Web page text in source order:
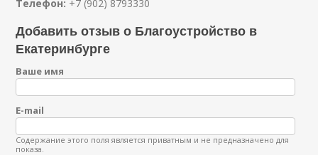
Телефон: +7 (902) 8793330
Добавить отзыв о Благоустройство в
Екатеринбурге
Ваше имя
E-mail
Содержание этого поля является приватным и не предназначено для
показа.